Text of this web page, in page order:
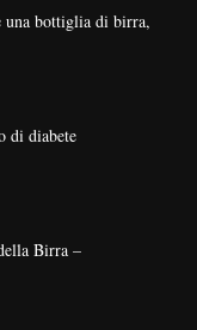
una bottiglia di birra,
di diabete
Birra –